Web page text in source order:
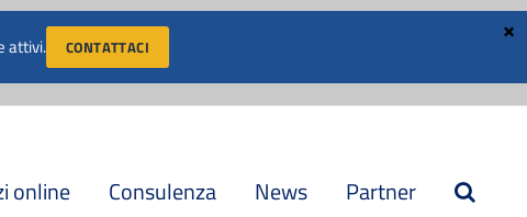
AREA CLIENTI
online Consulenza News Partner
attivi. CONTATTACI